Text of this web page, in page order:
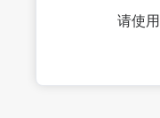
请使用